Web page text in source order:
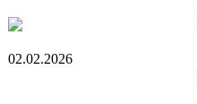
02.02.2026